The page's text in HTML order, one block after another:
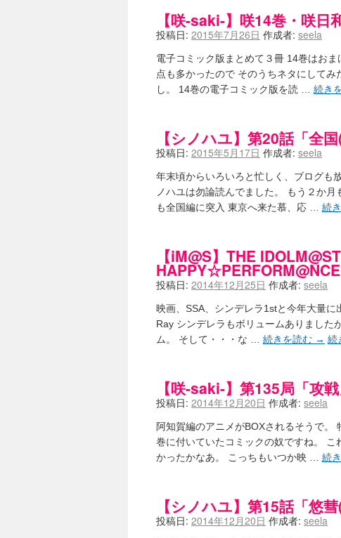
【咲-saki-】咲14巻・咲
投稿日: 2015年7月26日 作成者: seela
電子コミック版まとめて３冊 14巻はお
点も多かったので そのうちネタにして
し。 14巻の電子コミック版を読 … 続き
【シノハユ】第20話「全国
投稿日: 2015年5月17日 作成者: seela
年末頃からいろいろと忙しく、ブログも
ノハユは勿論読んでました。 もう２か
も全国編に突入 東京へ来た慕、応 … 続
【iM@S】THE
投稿日: 2014年12月25日 作成者: seela
映画、SSA、シンデレラ1stと今年大量
Ray シンデレラもボリュームありました
ム。 そして・・・な … 続きを読む → 続
【咲-saki-】第135局「攻戦
投稿日: 2014年12月20日 作成者: seela
阿知賀編のアニメがBOXされるそうで。
巻に付いていたコミックの奴ですね。
かったかなあ。 こっちもいつか映 … 続
【シノハユ】第15話「悠彗
投稿日: 2014年12月20日 作成者: seela